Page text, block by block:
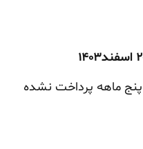
پنج ماهه پرداخت نشده